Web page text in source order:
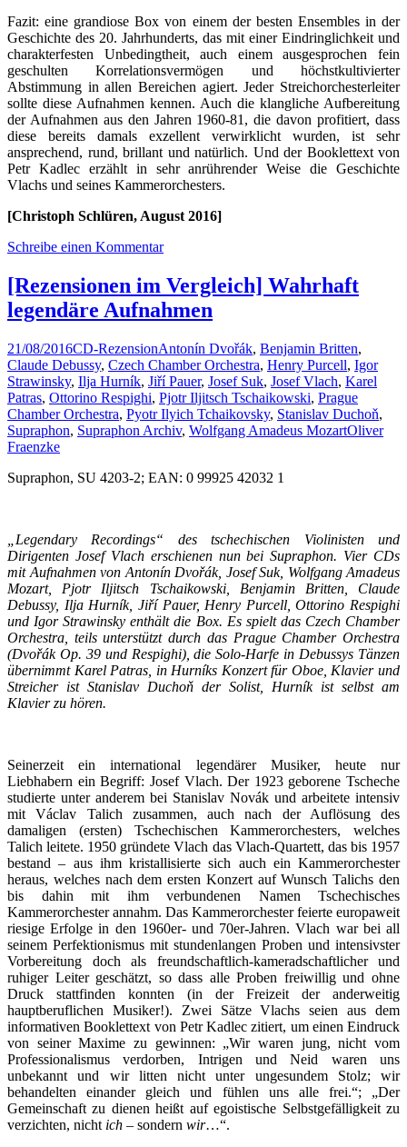
Fazit: eine grandiose Box von einem der besten Ensembles in der
Geschichte des 20. Jahrhunderts, das mit einer Eindringlichkeit und
charakterfesten Unbedingtheit, auch einem ausgesprochen fein
geschulten Korrelationsvermögen und höchstkultivierter
Abstimmung in allen Bereichen agiert. Jeder Streichorchesterleiter
sollte diese Aufnahmen kennen. Auch die klangliche Aufbereitung
der Aufnahmen aus den Jahren 1960-81, die davon profitiert, dass
diese bereits damals exzellent verwirklicht wurden, ist sehr
ansprechend, rund, brillant und natürlich. Und der Booklettext von
Petr Kadlec erzählt in sehr anrührender Weise die Geschichte
Vlachs und seines Kammerorchesters.
[Christoph Schlüren, August 2016]
Schreibe einen Kommentar
[Rezensionen im Vergleich] Wahrhaft
legendäre Aufnahmen
21/08/2016CD-RezensionAntonín Dvořák, Benjamin Britten,
Claude Debussy, Czech Chamber Orchestra, Henry Purcell, Igor
Strawinsky, Ilja Hurník, Jiří Pauer, Josef Suk, Josef Vlach, Karel
Patras, Ottorino Respighi, Pjotr Iljitsch Tschaikowski, Prague
Chamber Orchestra, Pyotr Ilyich Tchaikovsky, Stanislav Duchoň,
Supraphon, Supraphon Archiv, Wolfgang Amadeus MozartOliver
Fraenzke
Supraphon, SU 4203-2; EAN: 0 99925 42032 1
„Legendary Recordings“ des tschechischen Violinisten und
Dirigenten Josef Vlach erschienen nun bei Supraphon. Vier CDs
mit Aufnahmen von Antonín Dvořák, Josef Suk, Wolfgang Amadeus
Mozart, Pjotr Iljitsch Tschaikowski, Benjamin Britten, Claude
Debussy, Ilja Hurník, Jiří Pauer, Henry Purcell, Ottorino Respighi
und Igor Strawinsky enthält die Box. Es spielt das Czech Chamber
Orchestra, teils unterstützt durch das Prague Chamber Orchestra
(Dvořák Op. 39 und Respighi), die Solo-Harfe in Debussys Tänzen
übernimmt Karel Patras, in Hurníks Konzert für Oboe, Klavier und
Streicher ist Stanislav Duchoň der Solist, Hurník ist selbst am
Klavier zu hören.
Seinerzeit ein international legendärer Musiker, heute nur
Liebhabern ein Begriff: Josef Vlach. Der 1923 geborene Tscheche
studierte unter anderem bei Stanislav Novák und arbeitete intensiv
mit Václav Talich zusammen, auch nach der Auflösung des
damaligen (ersten) Tschechischen Kammerorchesters, welches
Talich leitete. 1950 gründete Vlach das Vlach-Quartett, das bis 1957
bestand – aus ihm kristallisierte sich auch ein Kammerorchester
heraus, welches nach dem ersten Konzert auf Wunsch Talichs den
bis dahin mit ihm verbundenen Namen Tschechisches
Kammerorchester annahm. Das Kammerorchester feierte europaweit
riesige Erfolge in den 1960er- und 70er-Jahren. Vlach war bei all
seinem Perfektionismus mit stundenlangen Proben und intensivster
Vorbereitung doch als freundschaftlich-kameradschaftlicher und
ruhiger Leiter geschätzt, so dass alle Proben freiwillig und ohne
Druck stattfinden konnten (in der Freizeit der anderweitig
hauptberuflichen Musiker!). Zwei Sätze Vlachs seien aus dem
informativen Booklettext von Petr Kadlec zitiert, um einen Eindruck
von seiner Maxime zu gewinnen: „Wir waren jung, nicht vom
Professionalismus verdorben, Intrigen und Neid waren uns
unbekannt und wir litten nicht unter ungesundem Stolz; wir
behandelten einander gleich und fühlen uns alle frei.“; „Der
Gemeinschaft zu dienen heißt auf egoistische Selbstgefälligkeit zu
verzichten, nicht ich – sondern wir…“.